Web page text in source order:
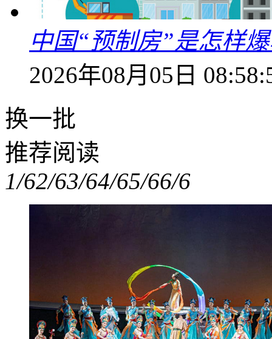
中国“预制房”是怎样
2026年08月05日
换一批
推荐阅读
1/62/63/64/65/66/6